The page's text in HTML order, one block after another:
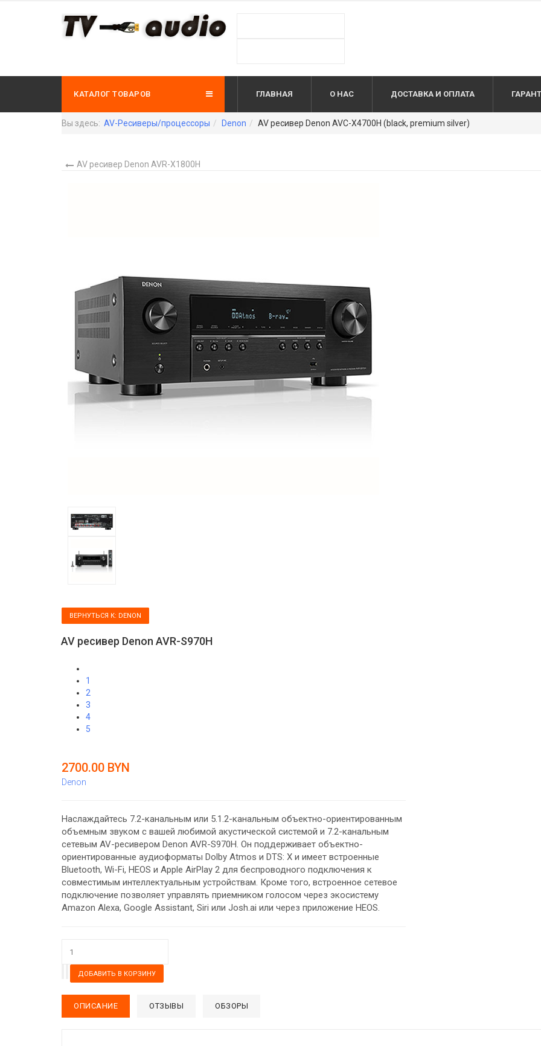
КАТАЛОГ ТОВАРОВ ГЛАВНАЯ О НАС ДОСТАВКА И ОПЛАТА
Вы здесь: AV-Ресиверы/процессоры Denon AV ресивер Denon AVC-X4700H (black, premium silver)
AV ресивер Denon AVR-X1800H
ВЕРНУТЬСЯ К: DENON
AV ресивер Denon AVR-S970H
1
2
3
4
5
2700.00 BYN
Denon
Наслаждайтесь 7.2-канальным или 5.1.2-канальным объектно-ориентированным
объемным звуком с вашей любимой акустической системой и 7.2-канальным
сетевым AV-ресивером Denon AVR-S970H. Он поддерживает объектно-
ориентированные аудиоформаты Dolby Atmos и DTS: X и имеет встроенные
Bluetooth, Wi-Fi, HEOS и Apple AirPlay 2 для беспроводного подключения к
совместимым интеллектуальным устройствам. Кроме того, встроенное сетевое
подключение позволяет управлять приемником голосом через экосистему
Amazon Alexa, Google Assistant, Siri или Josh.ai или через приложение HEOS.
ОПИСАНИЕ ОТЗЫВЫ ОБЗОРЫ